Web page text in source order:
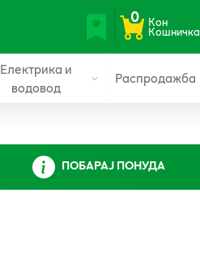
0 Кон
Кошничка
Електрика и
водовод
Распродажба
ПОБАРАЈ ПОНУДА